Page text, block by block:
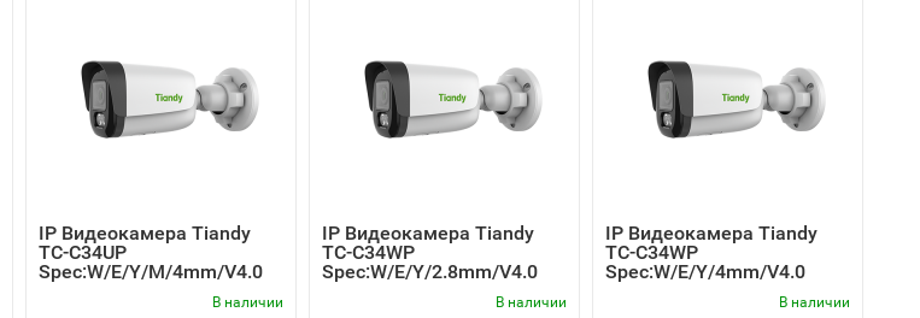
IP Видеокамера Tiandy
TC-C34UP
Spec:W/E/Y/M/4mm/V4.0
В наличии
IP Видеокамера Tiandy
TC-C34WP
Spec:W/E/Y/2.8mm/V4.0
В наличии
IP Видеокамера Tiandy
TC-C34WP
Spec:W/E/Y/4mm/V4.0
В наличии